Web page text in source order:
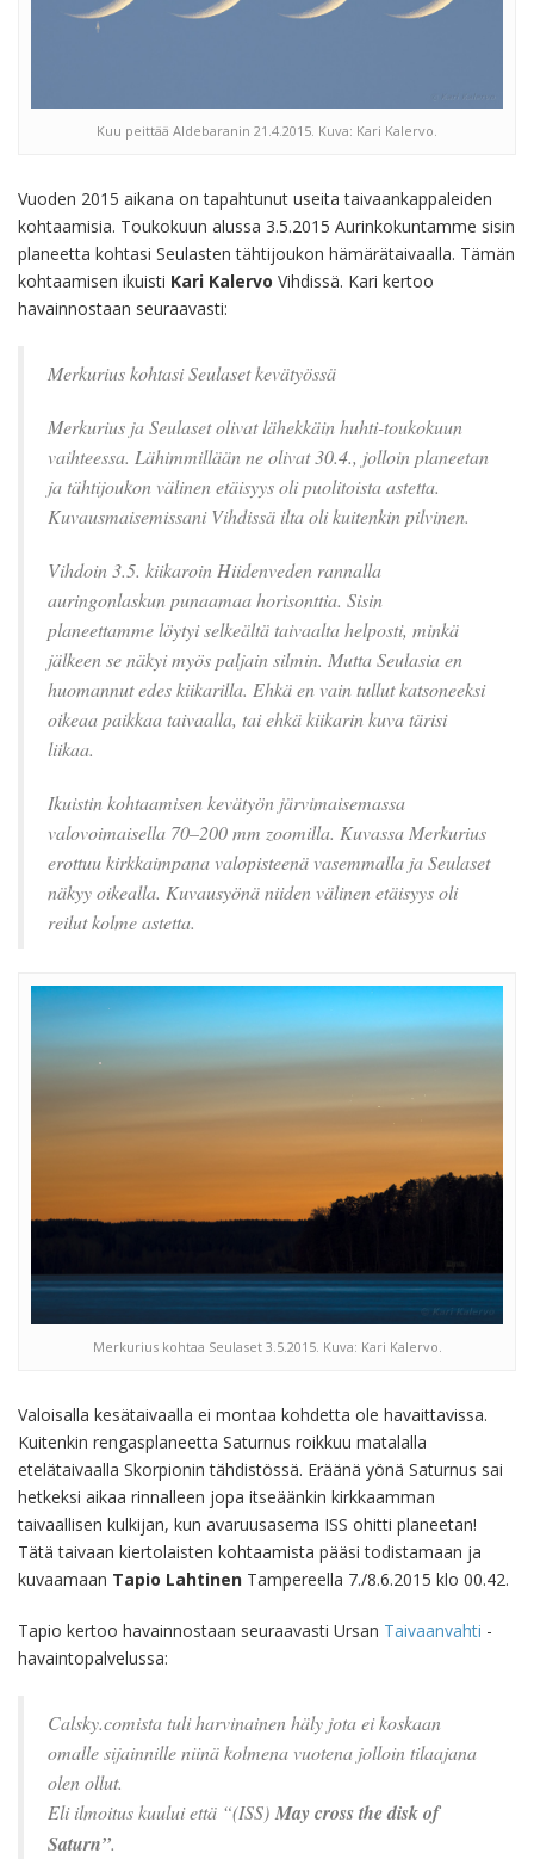
Kuu peittää Aldebaranin 21.4.2015. Kuva: Kari Kalervo.
Vuoden 2015 aikana on tapahtunut useita taivaankappaleiden
kohtaamisia. Toukokuun alussa 3.5.2015 Aurinkokuntamme sisin
planeetta kohtasi Seulasten tähtijoukon hämärätaivaalla. Tämän
kohtaamisen ikuisti Kari Kalervo Vihdissä. Kari kertoo
havainnostaan seuraavasti:
Merkurius kohtasi Seulaset kevätyössä
Merkurius ja Seulaset olivat lähekkäin huhti-toukokuun
vaihteessa. Lähimmillään ne olivat 30.4., jolloin planeetan
ja tähtijoukon välinen etäisyys oli puolitoista astetta.
Kuvausmaisemissani Vihdissä ilta oli kuitenkin pilvinen.
Vihdoin 3.5. kiikaroin Hiidenveden rannalla
auringonlaskun punaamaa horisonttia. Sisin
planeettamme löytyi selkeältä taivaalta helposti, minkä
jälkeen se näkyi myös paljain silmin. Mutta Seulasia en
huomannut edes kiikarilla. Ehkä en vain tullut katsoneeksi
oikeaa paikkaa taivaalla, tai ehkä kiikarin kuva tärisi
liikaa.
Ikuistin kohtaamisen kevätyön järvimaisemassa
valovoimaisella 70–200 mm zoomilla. Kuvassa Merkurius
erottuu kirkkaimpana valopisteenä vasemmalla ja Seulaset
näkyy oikealla. Kuvausyönä niiden välinen etäisyys oli
reilut kolme astetta.
Merkurius kohtaa Seulaset 3.5.2015. Kuva: Kari Kalervo.
Valoisalla kesätaivaalla ei montaa kohdetta ole havaittavissa.
Kuitenkin rengasplaneetta Saturnus roikkuu matalalla
etelätaivaalla Skorpionin tähdistössä. Eräänä yönä Saturnus sai
hetkeksi aikaa rinnalleen jopa itseäänkin kirkkaamman
taivaallisen kulkijan, kun avaruusasema ISS ohitti planeetan!
Tätä taivaan kiertolaisten kohtaamista pääsi todistamaan ja
kuvaamaan Tapio Lahtinen Tampereella 7./8.6.2015 klo 00.42.
Tapio kertoo havainnostaan seuraavasti Ursan Taivaanvahti -
havaintopalvelussa:
Calsky.comista tuli harvinainen häly jota ei koskaan
omalle sijainnille niinä kolmena vuotena jolloin tilaajana
olen ollut.
Eli ilmoitus kuului että “(ISS)May cross the disk of
Saturn”.